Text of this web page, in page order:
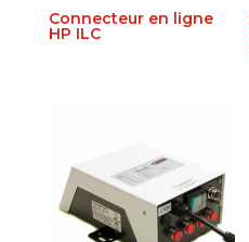
Connecteur en ligne
HP ILC